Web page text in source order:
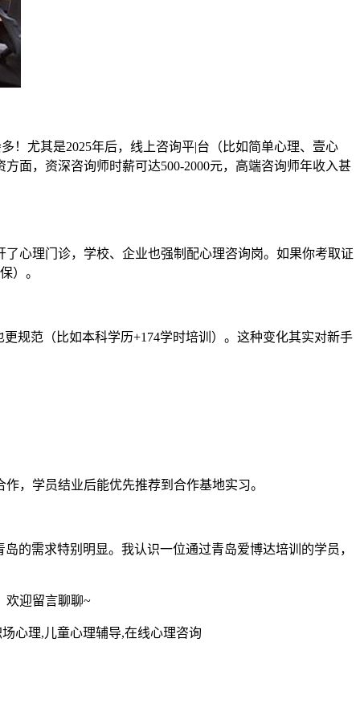
！尤其是2025年后，线上咨询平|台（比如简单心理、壹心
面，资深咨询师时薪可达500-2000元，高端咨询师年收入甚
心理门诊，学校、企业也强制配心理咨询岗。如果你考取证
）。
规范（比如本科学历+174学时培训）。这种变化其实对新手
，学员结业后能优先推荐到合作基地实习。
的需求特别明显。我认识一位通过青岛爱博达培训的学员，
欢迎留言聊聊~
心理,儿童心理辅导,在线心理咨询